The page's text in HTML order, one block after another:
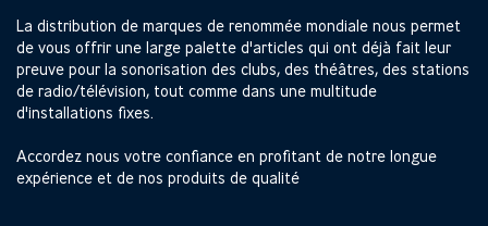
La distribution de marques de renommée mondiale nous permet
de vous offrir une large palette d'articles qui ont déjà fait leur
preuve pour la sonorisation des clubs, des théâtres, des stations
de radio/télévision, tout comme dans une multitude
d'installations fixes.
Accordez nous votre confiance en profitant de notre longue
expérience et de nos produits de qualité